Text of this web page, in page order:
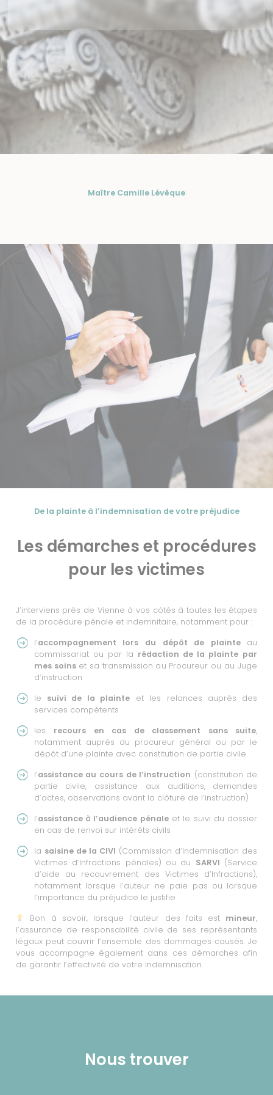
Maître Camille Lévêque
De la plainte à l’indemnisation de votre préjudice
Les démarches et procédures
pour les victimes
J’interviens près de Vienne à vos côtés à toutes les étapes
de la procédure pénale et indemnitaire, notamment pour :
l’accompagnement lors du dépôt de plainte au
commissariat ou par la rédaction de la plainte par
mes soins et sa transmission au Procureur ou au Juge
d’instruction
le suivi de la plainte et les relances auprès des
services compétents
les recours en cas de classement sans suite,
notamment auprès du procureur général ou par le
dépôt d’une plainte avec constitution de partie civile
l’assistance au cours de l’instruction (constitution de
partie civile, assistance aux auditions, demandes
d’actes, observations avant la clôture de l’instruction)
l’assistance à l’audience pénaleet le suivi du dossier
en cas de renvoi sur intérêts civils
la saisine de la CIVI (Commission d’Indemnisation des
Victimes d’Infractions pénales) ou du SARVI (Service
d’aide au recouvrement des Victimes d’Infractions),
notamment lorsque l’auteur ne paie pas ou lorsque
l’importance du préjudice le justifie
Bon à savoir, lorsque l’auteur des faits est mineur,
l’assurance de responsabilité civile de ses représentants
légaux peut couvrir l’ensemble des dommages causés. Je
vous accompagne également dans ces démarches afin
de garantir l’effectivité de votre indemnisation.
Nous trouver